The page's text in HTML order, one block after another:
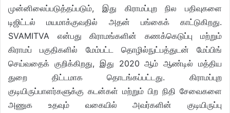
முன்னிலைப்படுத்தப்படும், இது கிராமப்புற நில பதிவுகளை
டிஜிட்டல் மயமாக்குவதில் அதன் பங்கைக் காட்டுகிறது.
SVAMITVA என்பது கிராமங்களின் கணக்கெடுப்பு மற்றும்
கிராமப் பகுதிகளில் மேம்பட்ட தொழில்நுட்பத்துடன் மேப்பிங்
செய்வதைக் குறிக்கிறது, இது 2020 ஆம் ஆண்டில் மத்திய
துறை திட்டமாக தொடங்கப்பட்டது. கிராமப்புற
குடியிருப்பாளர்களுக்கு கடன்கள் மற்றும் பிற நிதி சேவைகளை
அணுக உதவும் வகையில் அவர்களின் குடியிருப்பு